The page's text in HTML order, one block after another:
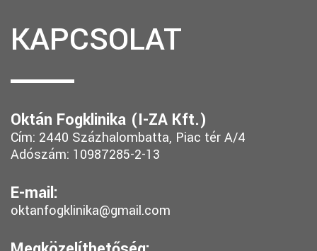
KAPCSOLAT
Oktán Fogklinika (I-ZA Kft.)
Cím: 2440 Százhalombatta, Piac tér A/4
Adószám: 10987285-2-13
E-mail:
oktanfogklinika@gmail.com